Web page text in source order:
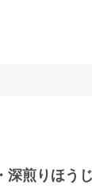
煎りほう